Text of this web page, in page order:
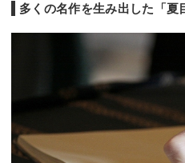
多くの名作を生み出した「夏